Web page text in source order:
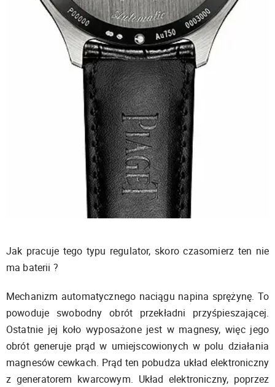
Jak pracuje tego typu regulator, skoro czasomierz ten nie
ma baterii ?
Mechanizm automatycznego naciągu napina sprężynę. To
powoduje swobodny obrót przekładni przyśpieszającej.
Ostatnie jej koło wyposażone jest w magnesy, więc jego
obrót generuje prąd w umiejscowionych w polu działania
magnesów cewkach. Prąd ten pobudza układ elektroniczny
z generatorem kwarcowym. Układ elektroniczny, poprzez